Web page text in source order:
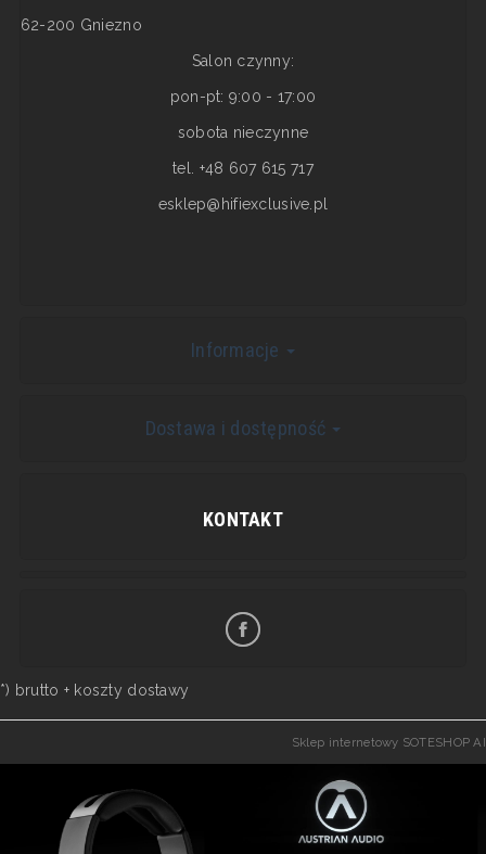
62-200 Gniezno
Salon czynny:
pon-pt: 9:00 - 17:00
sobota nieczynne
tel. +48 607 615 717
esklep@hifiexclusive.pl
Informacje
Dostawa i dostępność
KONTAKT
*) brutto + koszty dostawy
Sklep internetowy SOTESHOP AI